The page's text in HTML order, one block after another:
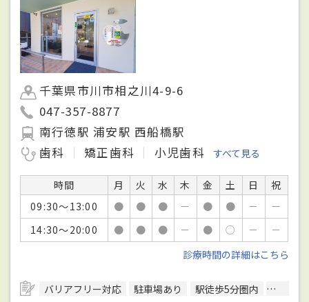
千葉県市川市相之川4-9-6
047-357-8877
南行徳駅 浦安駅 西船橋駅
歯科
矯正歯科 小児歯科 すべて見る
時間 月 火 水 木 金 土 日
祝
09:30～13:00
● ● ● － ● ● －
－
14:30～20:00
● ● ● － ● ○ －
－
診療時間の詳細はこちら
バリアフリー対応 駐車場あり 駅徒歩5分圏内
予約可